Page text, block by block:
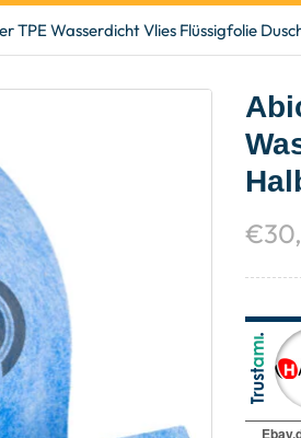
TPE Wasserdicht Vlies Flüssigfolie
€